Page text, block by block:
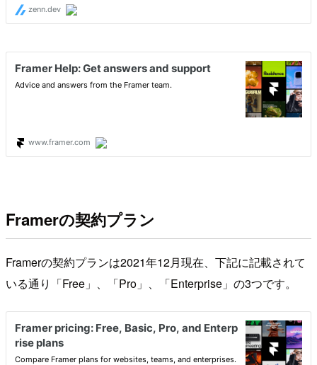
Framerの契約プラン
Framerの契約プランは2021年12月現在、下記に記載されて
いる通り「Free」、「Pro」、「Enterprise」の3つです。